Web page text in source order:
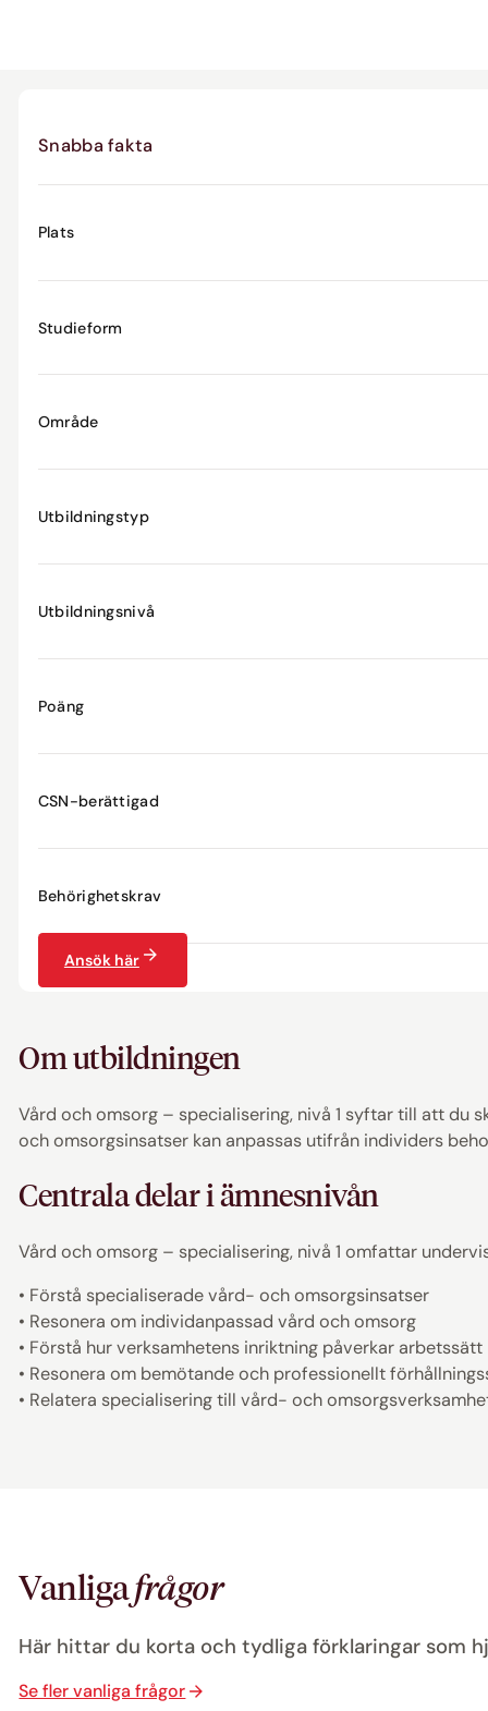
Om utbildningen
Vård och omsorg – specialisering, nivå 1 syftar till att du
och omsorgsinsatser kan anpassas utifrån individers
Centrala delar i ämnesnivån
Vård och omsorg – specialisering, nivå 1 omfattar
• Förstå specialiserade vård- och omsorgsinsatser
• Resonera om individanpassad vård och omsorg
• Förstå hur verksamhetens inriktning påverkar arbetssätt
• Resonera om bemötande och professionellt
• Relatera specialisering till vård- och
Snabba fakta
Plats
Studieform
Område
Utbildningstyp
Utbildningsnivå
Poäng
CSN-berättigad
Behörighetskrav
Ansök här
Vanligafrågor
Här hittar du korta och tydliga förklaringar som
Se fler vanliga frågor